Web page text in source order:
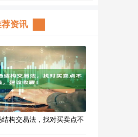
资讯
构交易法，找对买卖点不